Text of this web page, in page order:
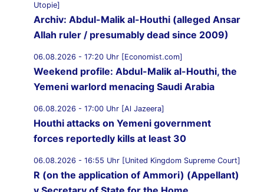
Utopie]
Archiv: Abdul-Malik al-Houthi (alleged Ansar
Allah ruler / presumably dead since 2009)
06.08.2026 - 17:20 Uhr [Economist.com]
Weekend profile: Abdul-Malik al-Houthi, the
Yemeni warlord menacing Saudi Arabia
06.08.2026 - 17:00 Uhr [Al Jazeera]
Houthi attacks on Yemeni government
forces reportedly kills at least 30
06.08.2026 - 16:55 Uhr [United Kingdom Supreme Court]
R (on the application of Ammori) (Appellant)